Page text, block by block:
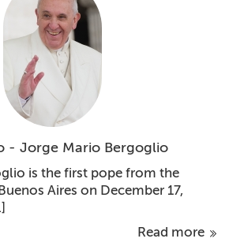
- Jorge Mario Bergoglio
is the first pope from the
Aires on December 17,
Read more